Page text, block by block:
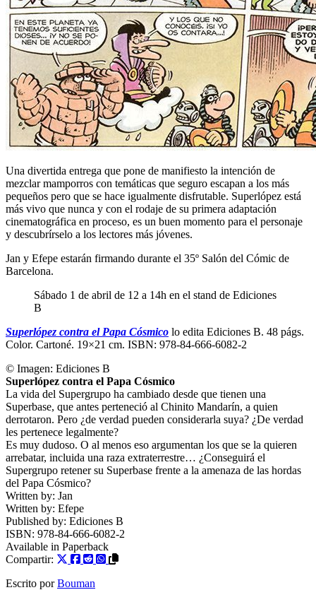
Una divertida entrega que pone de manifiesto la intención de
mezclar mamporros con temáticas que seguro escapan a los más
pequeños pero que se hace igualmente disfrutable. Superlópez está
más vivo que nunca y con el rodaje de su primera adaptación
cinematográfica en proceso, es un buen momento para el personaje
y descubrírselo a los lectores más jóvenes.
Jan y Efepe estarán firmando durante el 35º Salón del Cómic de
Barcelona.
Sábado 1 de abril de 12 a 14h en el stand de Ediciones
B
Superlópez contra el Papa Cósmico lo edita Ediciones B. 48 págs.
Color. Cartoné. 19×21 cm. ISBN: 978-84-666-6082-2
© Imagen: Ediciones B
Superlópez contra el Papa Cósmico
La vida del Supergrupo ha cambiado desde que tienen una
Superbase, que antes perteneció al Chinito Mandarín, a quien
derrotaron. Pero ¿de verdad pueden considerarla suya? ¿De verdad
les pertenece legalmente?
Es muy dudoso. O al menos eso argumentan los que se la quieren
arrebatar, incluida una raza extraterrestre… ¿Conseguirá el
Supergrupo retener su Superbase frente a la amenaza de las hordas
del Papa Cósmico?
Written by: Jan
Written by: Efepe
Published by: Ediciones B
ISBN: 978-84-666-6082-2
Available in Paperback
Compartir:
Escrito por Bouman